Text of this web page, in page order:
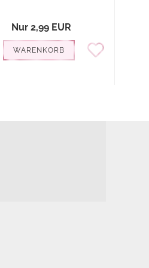
Nur 2,99 EUR
WARENKORB